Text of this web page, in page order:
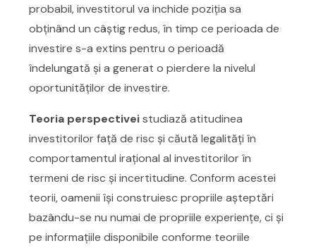
probabil, investitorul va inchide poziția sa
obținând un câștig redus, în timp ce perioada de
investire s-a extins pentru o perioadă
îndelungată și a generat o pierdere la nivelul
oportunităților de investire.
Teoria perspectiveistudiază atitudinea
investitorilor față de risc și căută legalități în
comportamentul irațional al investitorilor în
termeni de risc și incertitudine. Conform acestei
teorii, oamenii își construiesc propriile așteptări
bazându-se nu numai de propriile experiențe, ci și
pe informațiile disponibile conforme teoriile